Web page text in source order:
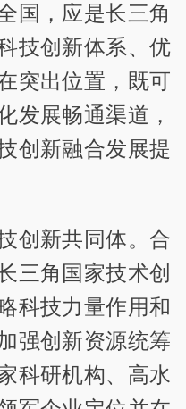
国，应是长三角
技创新体系、优
突出位置，既可
发展畅通渠道，
创新融合发展提
创新共同体。合
三角国家技术创
科技力量作用和
强创新资源统筹
科研机构、高水